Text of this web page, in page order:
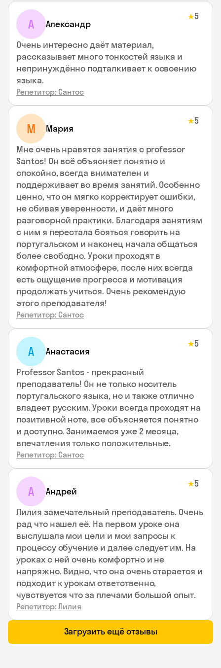
А Александр
★5
Очень интересно даёт материал,
рассказывает много тонкостей языка и
непринуждённо подталкивает к освоению
языка.
Репетитор: Сантос
М Мария
★5
Мне очень нравятся занятия с professor
Santos! Он всё объясняет понятно и
спокойно, всегда внимателен и
поддерживает во время занятий. Особенно
ценно, что он мягко корректирует ошибки,
не сбивая уверенности, и даёт много
разговорной практики. Благодаря занятиям
с ним я перестала бояться говорить на
португальском и наконец начала общаться
более свободно. Уроки проходят в
комфортной атмосфере, после них всегда
есть ощущение прогресса и мотивация
продолжать учиться. Очень рекомендую
этого преподавателя!
Репетитор: Сантос
А Анастасия
★5
Professor Santos - прекрасный
преподаватель! Он не только носитель
португальского языка, но и также отлично
владеет русским. Уроки всегда проходят на
позитивной ноте, все объясняется понятно
и доступно. Занимаемся уже 2 месяца,
впечатления только положительные.
Репетитор: Сантос
А Андрей
★5
Лилия замечательный преподаватель. Очень
рад что нашел её. На первом уроке она
выслушала мои цели и мои запросы к
процессу обучение и далее следует им. На
уроках с ней очень комфортно и не
напряжно. Видно, что она очень старается и
подходит к урокам ответственно,
чувствуется что за плечами большой опыт.
Репетитор: Лилия
Загрузить ещё отзывы